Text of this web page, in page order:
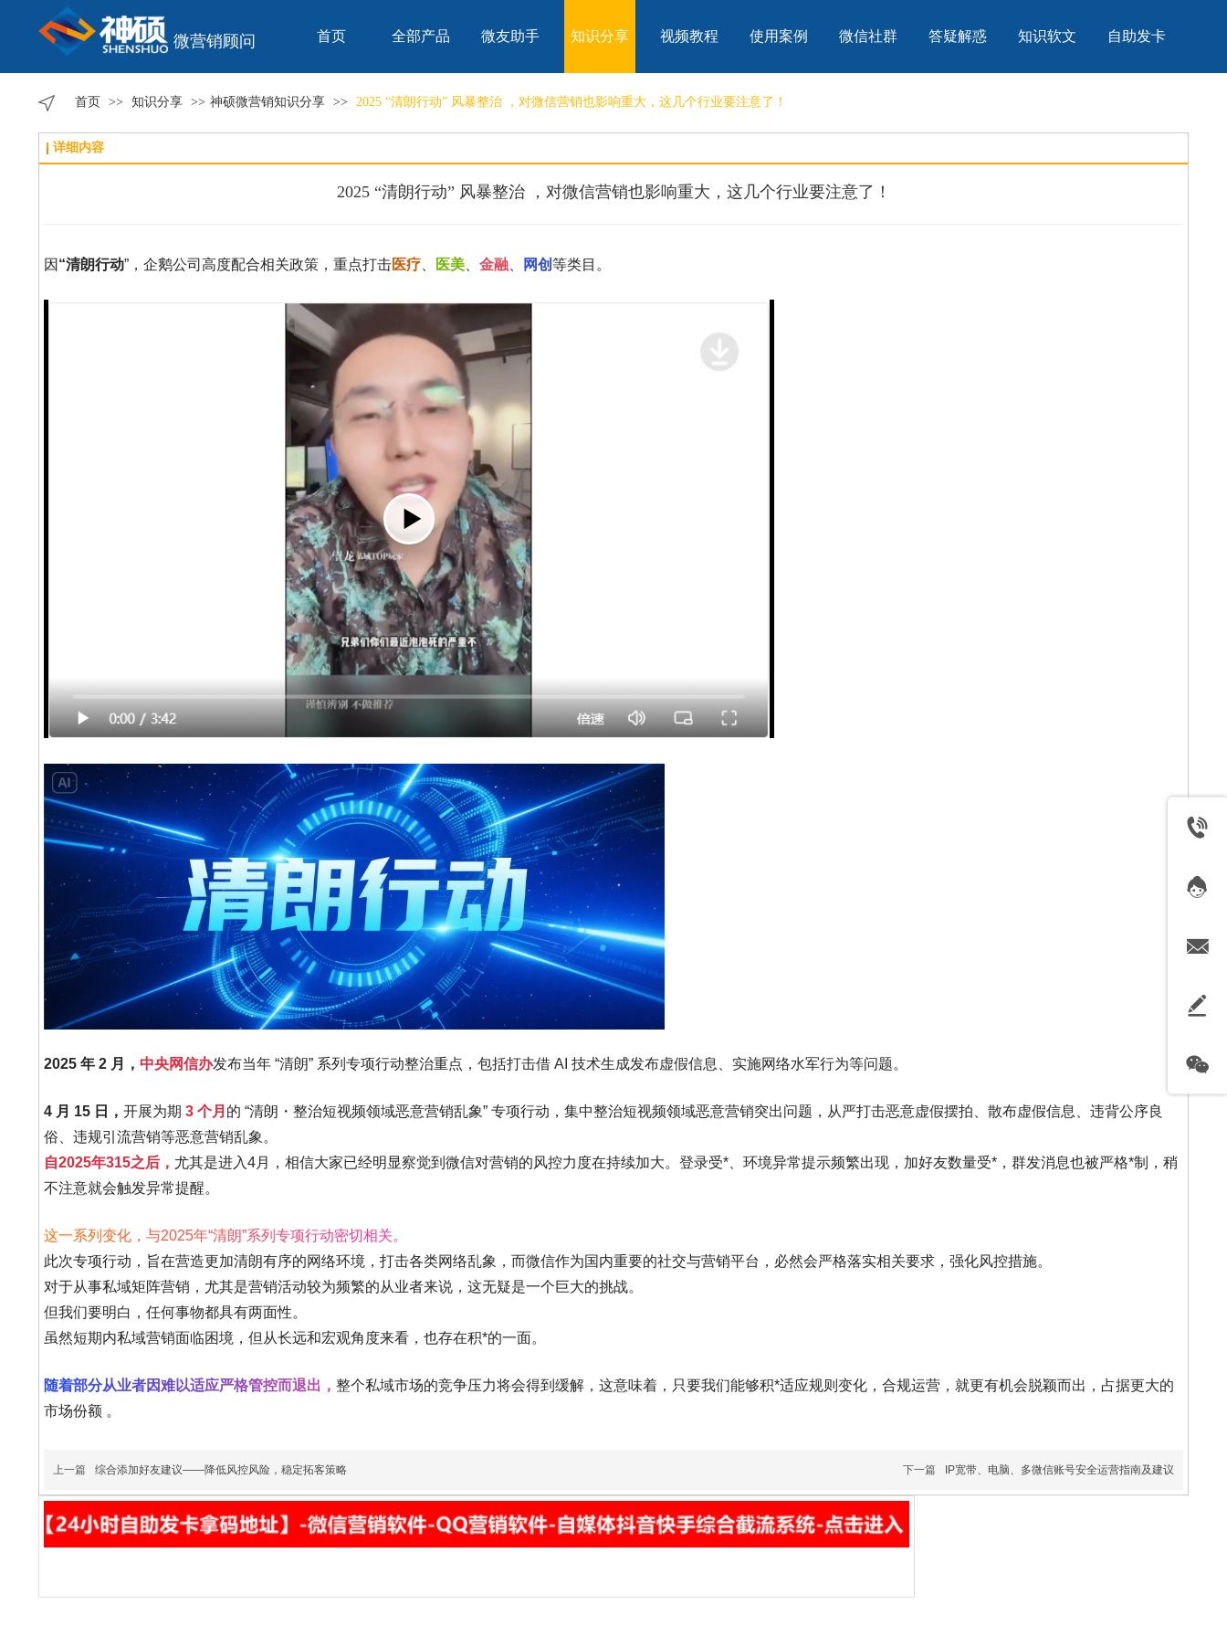
微营销顾问 首页 全部产品 微友助手 知识分享 视频教程 使用案例 微信社群 答疑解惑 知识软文 自助发卡
首页 >> 知识分享 >> 神硕微营销知识分享 >> 2025 “清朗行动” 风暴整治 ，对微信营销也影响重大，这几个行业要注意了！
详细内容
2025 “清朗行动” 风暴整治 ，对微信营销也影响重大，这几个行业要注意了！
因 “清朗行动”，企鹅公司高度配合相关政策，重点打击医疗 医美 金融 网创等类目。
2025 年 2 月， 中央网信办发布当年 “清朗” 系列专项行动整治重点，包括打击借 AI 技术生成发布虚假信息、实施网络水军行为等问题。
4 月 15 日， 开展为期 3 个月 的 “清朗・整治短视频领域恶意营销乱象” 专项行动，集中整治短视频领域恶意营销突出问题，从严打击恶意虚假摆拍、散布虚假信息、违背公序良
俗、违规引流营销等恶意营销乱象。
自2025年315之后， 尤其是进入4月，相信大家已经明显察觉到微信对营销的风控力度在持续加大。登录受*、环境异常提示频繁出现，加好友数量受*，群发消息也被严格*制，稍
不注意就会触发异常提醒。
这一系列变化，与2025年“清朗”系列专项行动密切相关。
此次专项行动，旨在营造更加清朗有序的网络环境，打击各类网络乱象，而微信作为国内重要的社交与营销平台，必然会严格落实相关要求，强化风控措施。
对于从事私域矩阵营销，尤其是营销活动较为频繁的从业者来说，这无疑是一个巨大的挑战。
但我们要明白，任何事物都具有两面性。
虽然短期内私域营销面临困境，但从长远和宏观角度来看，也存在积*的一面。
随着部分从业者因难以适应严格管控而退出， 整个私域市场的竞争压力将会得到缓解，这意味着，只要我们能够积*适应规则变化，合规运营，就更有机会脱颖而出，占据更大的
市场份额 。
上一篇 综合添加好友建议——降低风控风险，稳定拓客策略 下一篇 IP宽带、电脑、多微信账号安全运营指南及建议